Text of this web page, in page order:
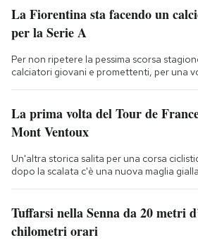
La Fiorentina sta facendo un
per la Serie A
Per non ripetere la pessima scorsa
calciatori giovani e promettenti, per una
La prima volta del Tour de
Mont Ventoux
Un'altra storica salita per una corsa
dopo la scalata c'è una nuova maglia gialla
Tuffarsi nella Senna da 20 metri
chilometri orari